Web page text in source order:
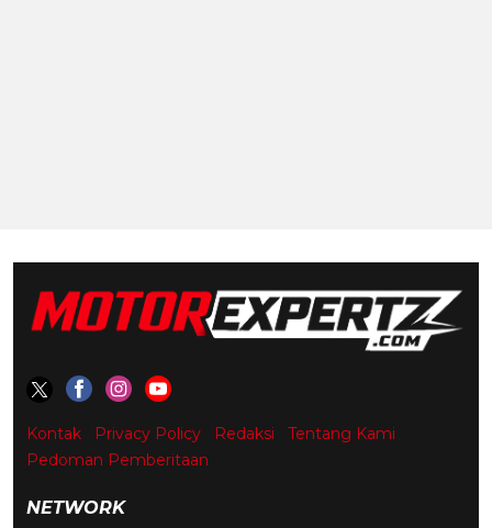
Kontak Privacy Policy Redaksi
Tentang Kami
Pedoman Pemberitaan
NETWORK